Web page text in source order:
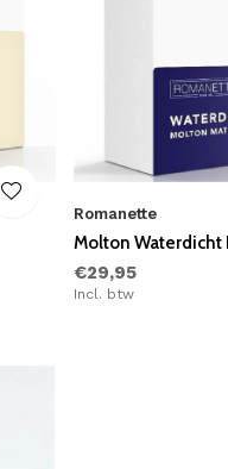
Romanette
Molton Waterdicht
€29,95
Incl. btw